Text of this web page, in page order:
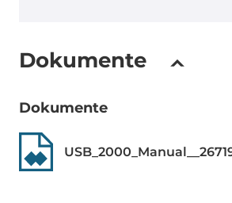
Tiefe
Dokumente
Dokumente